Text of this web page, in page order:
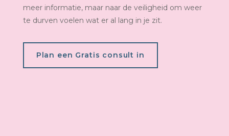
meer informatie, maar naar de veiligheid om weer
te durven voelen wat er al lang in je zit.
Plan een Gratis consult in